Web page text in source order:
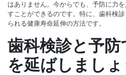
はありません。今からでも、予防に力
すことができるのです。特に、歯科検
られる健康寿命延伸の方法です。
歯科検診と予
を延ばしましょ